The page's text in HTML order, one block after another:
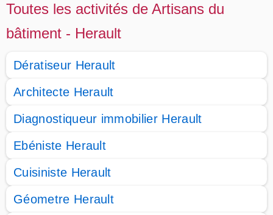
Toutes les activités de Artisans du
bâtiment - Herault
Dératiseur Herault
Architecte Herault
Diagnostiqueur immobilier Herault
Ebéniste Herault
Cuisiniste Herault
Géometre Herault